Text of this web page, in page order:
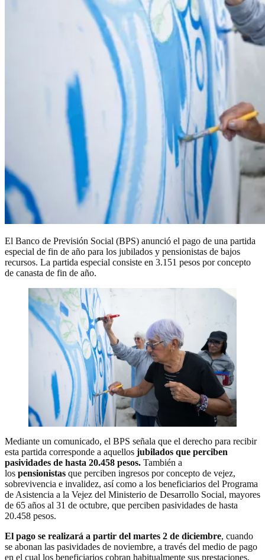
El Banco de Previsión Social (BPS) anunció el pago de una partida
especial de fin de año para los jubilados y pensionistas de bajos
recursos. La partida especial consiste en 3.151 pesos por concepto
de canasta de fin de año.
Mediante un comunicado, el BPS señala que el derecho para recibir
esta partida corresponde a aquellos jubilados que perciben
pasividades de hasta 20.458 pesos. También a
los pensionistas que perciben ingresos por concepto de vejez,
sobrevivencia e invalidez, así como a los beneficiarios del Programa
de Asistencia a la Vejez del Ministerio de Desarrollo Social, mayores
de 65 años al 31 de octubre, que perciben pasividades de hasta
20.458 pesos.
El pago se realizará a partir del martes 2 de diciembre, cuando
se abonan las pasividades de noviembre, a través del medio de pago
en el cual los beneficiarios cobran habitualmente sus prestaciones.